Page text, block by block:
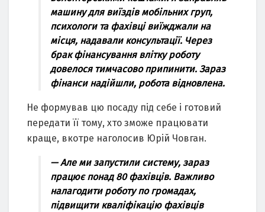
машину для виїздів мобільних груп,
психологи та фахівці виїжджали на
місця, надавали консультації. Через
брак фінансування влітку роботу
довелося тимчасово припинити. Зараз
фінанси надійшли, робота відновлена.
Не формував цю посаду під себе і готовий
передати її тому, хто зможе працювати
краще, вкотре наголосив Юрій Човган.
— Але ми запустили систему, зараз
працює понад 80 фахівців. Важливо
налагодити роботу по громадах,
підвищити кваліфікацію фахівців